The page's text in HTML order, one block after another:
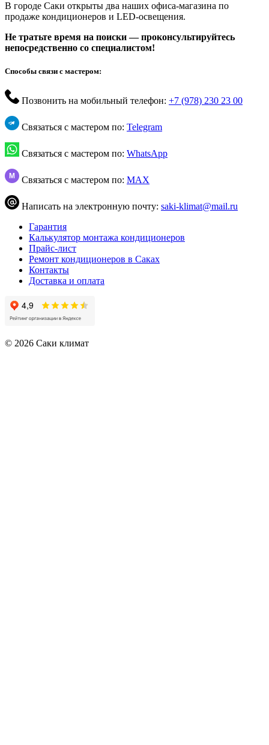
В городе Саки открыты два наших офиса-магазина по
продаже кондиционеров и LED-освещения.
Не тратьте время на поиски — проконсультируйтесь
непосредственно со специалистом!
Способы связи с мастером:
Позвонить на мобильный телефон: +7 (978) 230 23 00
Связаться с мастером по: Telegram
Связаться с мастером по: WhatsApp
M Связаться с мастером по: MAX
Написать на электронную почту: saki-klimat@mail.ru
Гарантия
Калькулятор монтажа кондиционеров
Прайс-лист
Ремонт кондиционеров в Саках
Контакты
Доставка и оплата
© 2026 Саки климат